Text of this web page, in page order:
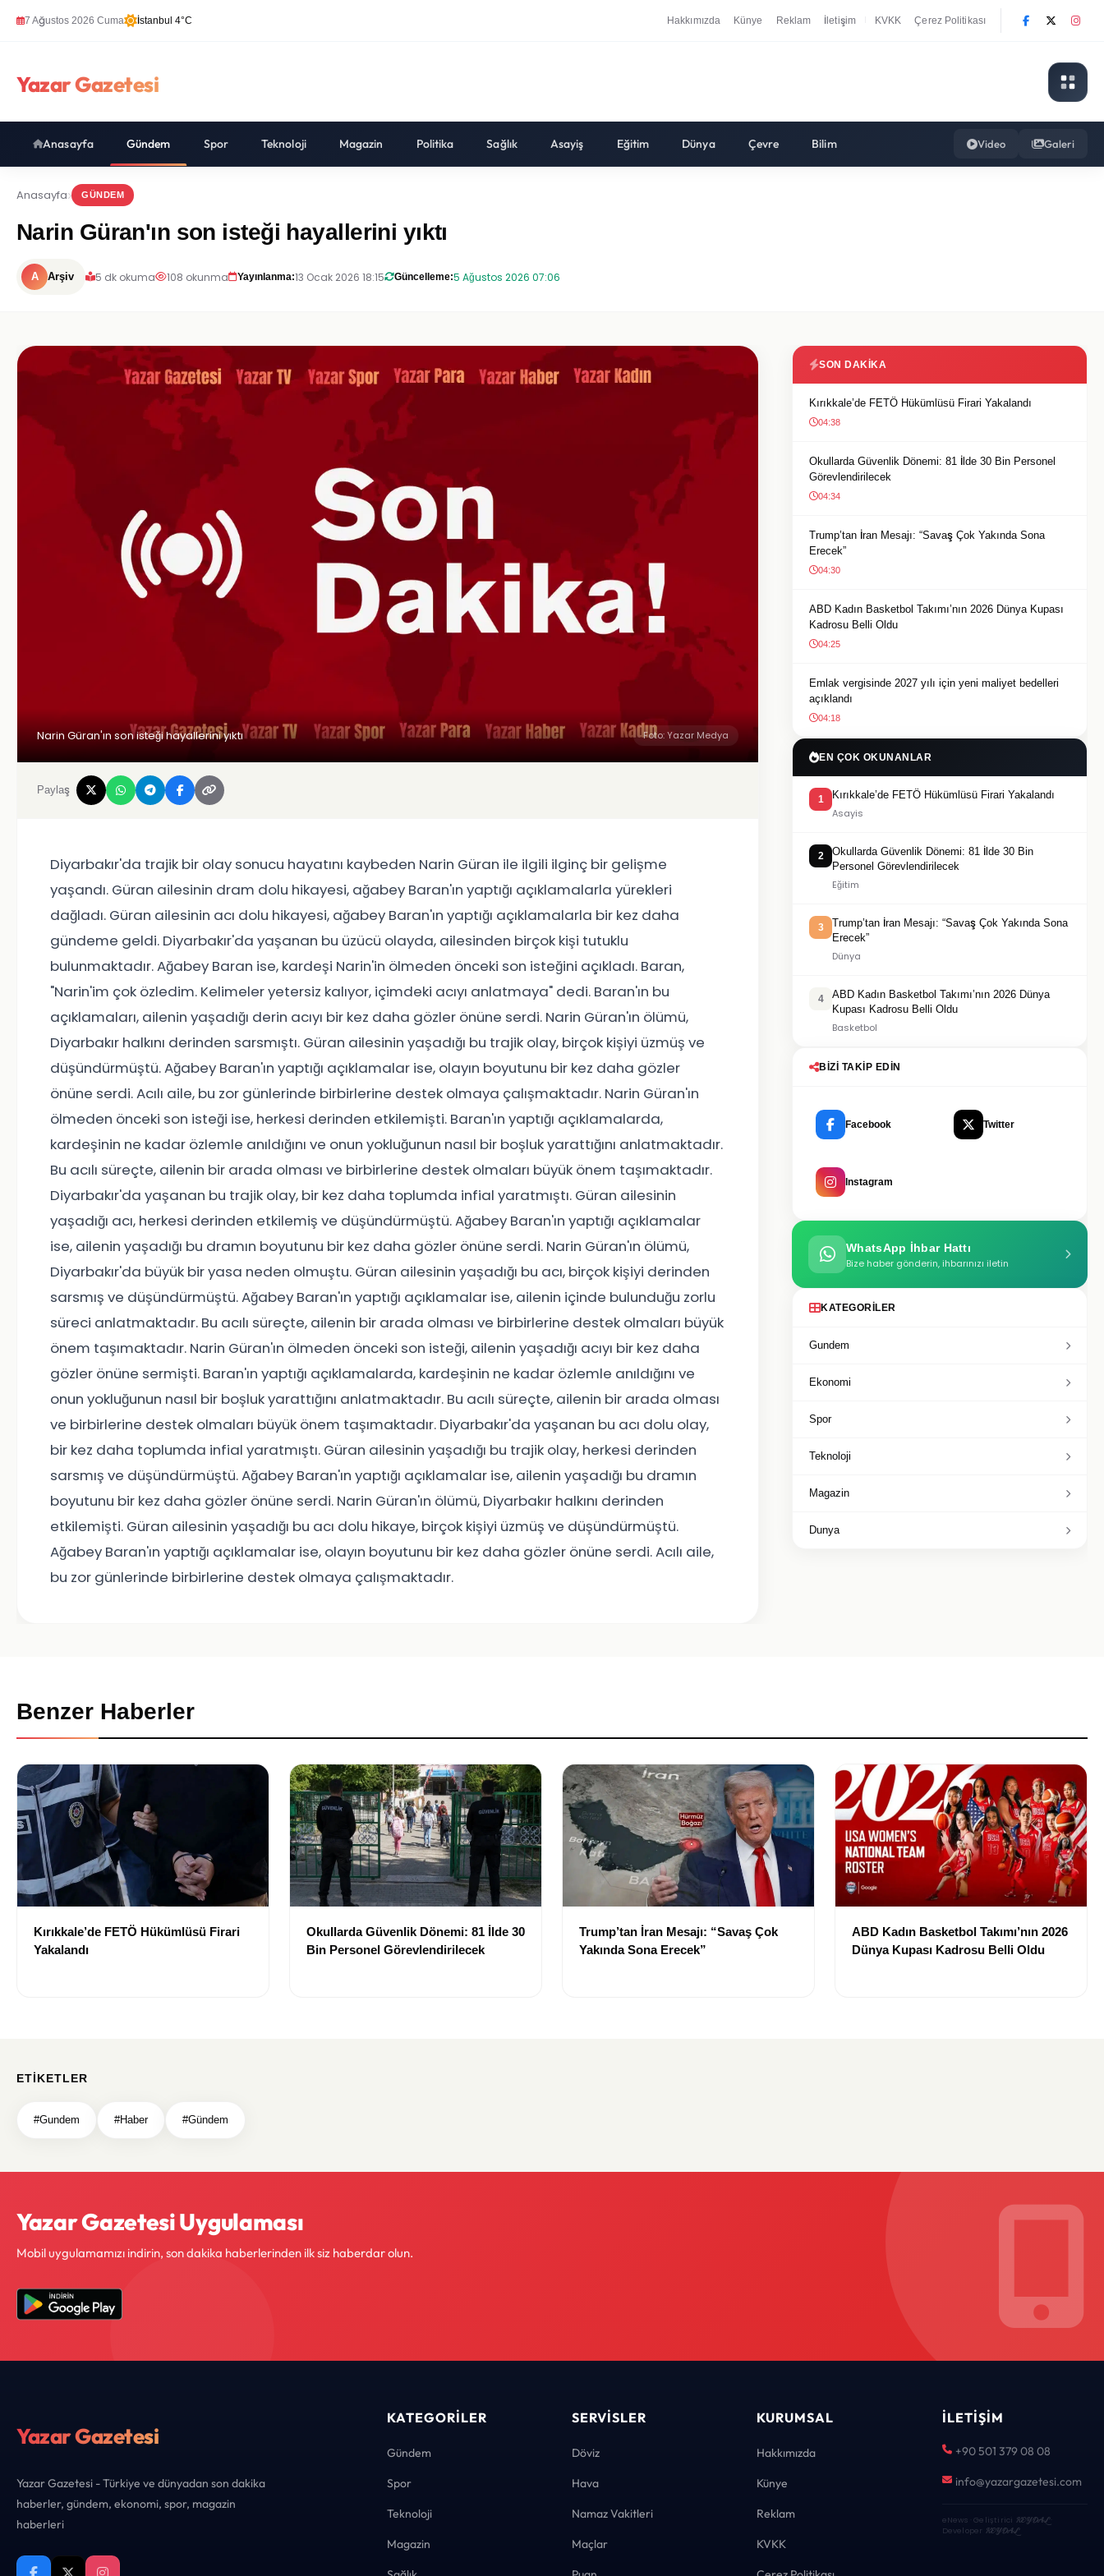
7 Ağustos 2026 Cuma İstanbul 4°C Hakkımızda Künye Reklam İletişim KVKK Çerez Politikası
Yazar Gazetesi
Anasayfa Gündem Spor Teknoloji Magazin Politika Sağlık Asayiş Eğitim Dünya Çevre Bilim Video Galeri
Anasayfa GÜNDEM
Narin Güran'ın son isteği hayallerini yıktı
A Arşiv 5 dk okuma 108 okunma Yayınlanma:13 Ocak 2026 18:15 Güncelleme:5 Ağustos 2026 07:06
Narin Güran'ın son isteği hayallerini yıktı Foto: Yazar Medya
Paylaş
Diyarbakır'da trajik bir olay sonucu hayatını kaybeden Narin Güran ile ilgili ilginç bir gelişme
yaşandı. Güran ailesinin dram dolu hikayesi, ağabey Baran'ın yaptığı açıklamalarla yürekleri
dağladı. Güran ailesinin acı dolu hikayesi, ağabey Baran'ın yaptığı açıklamalarla bir kez daha
gündeme geldi. Diyarbakır'da yaşanan bu üzücü olayda, ailesinden birçok kişi tutuklu
bulunmaktadır. Ağabey Baran ise, kardeşi Narin'in ölmeden önceki son isteğini açıkladı. Baran,
"Narin'im çok özledim. Kelimeler yetersiz kalıyor, içimdeki acıyı anlatmaya" dedi. Baran'ın bu
açıklamaları, ailenin yaşadığı derin acıyı bir kez daha gözler önüne serdi. Narin Güran'ın ölümü,
Diyarbakır halkını derinden sarsmıştı. Güran ailesinin yaşadığı bu trajik olay, birçok kişiyi üzmüş ve
düşündürmüştü. Ağabey Baran'ın yaptığı açıklamalar ise, olayın boyutunu bir kez daha gözler
önüne serdi. Acılı aile, bu zor günlerinde birbirlerine destek olmaya çalışmaktadır. Narin Güran'ın
ölmeden önceki son isteği ise, herkesi derinden etkilemişti. Baran'ın yaptığı açıklamalarda,
kardeşinin ne kadar özlemle anıldığını ve onun yokluğunun nasıl bir boşluk yarattığını anlatmaktadır.
Bu acılı süreçte, ailenin bir arada olması ve birbirlerine destek olmaları büyük önem taşımaktadır.
Diyarbakır'da yaşanan bu trajik olay, bir kez daha toplumda infial yaratmıştı. Güran ailesinin
yaşadığı acı, herkesi derinden etkilemiş ve düşündürmüştü. Ağabey Baran'ın yaptığı açıklamalar
ise, ailenin yaşadığı bu dramın boyutunu bir kez daha gözler önüne serdi. Narin Güran'ın ölümü,
Diyarbakır'da büyük bir yasa neden olmuştu. Güran ailesinin yaşadığı bu acı, birçok kişiyi derinden
sarsmış ve düşündürmüştü. Ağabey Baran'ın yaptığı açıklamalar ise, ailenin içinde bulunduğu zorlu
süreci anlatmaktadır. Bu acılı süreçte, ailenin bir arada olması ve birbirlerine destek olmaları büyük
önem taşımaktadır. Narin Güran'ın ölmeden önceki son isteği, ailenin yaşadığı acıyı bir kez daha
gözler önüne sermişti. Baran'ın yaptığı açıklamalarda, kardeşinin ne kadar özlemle anıldığını ve
onun yokluğunun nasıl bir boşluk yarattığını anlatmaktadır. Bu acılı süreçte, ailenin bir arada olması
ve birbirlerine destek olmaları büyük önem taşımaktadır. Diyarbakır'da yaşanan bu acı dolu olay,
bir kez daha toplumda infial yaratmıştı. Güran ailesinin yaşadığı bu trajik olay, herkesi derinden
sarsmış ve düşündürmüştü. Ağabey Baran'ın yaptığı açıklamalar ise, ailenin yaşadığı bu dramın
boyutunu bir kez daha gözler önüne serdi. Narin Güran'ın ölümü, Diyarbakır halkını derinden
etkilemişti. Güran ailesinin yaşadığı bu acı dolu hikaye, birçok kişiyi üzmüş ve düşündürmüştü.
Ağabey Baran'ın yaptığı açıklamalar ise, olayın boyutunu bir kez daha gözler önüne serdi. Acılı aile,
bu zor günlerinde birbirlerine destek olmaya çalışmaktadır.
SON DAKIKA
Kırıkkale’de FETÖ Hükümlüsü Firari Yakalandı
04:38
Okullarda Güvenlik Dönemi: 81 İlde 30 Bin Personel
Görevlendirilecek
04:34
Trump’tan İran Mesajı: “Savaş Çok Yakında Sona
Erecek”
04:30
ABD Kadın Basketbol Takımı’nın 2026 Dünya Kupası
Kadrosu Belli Oldu
04:25
Emlak vergisinde 2027 yılı için yeni maliyet bedelleri
açıklandı
04:18
EN ÇOK OKUNANLAR
1 Kırıkkale’de FETÖ Hükümlüsü Firari Yakalandı
Asayis
2
Okullarda Güvenlik Dönemi: 81 İlde 30 Bin
Personel Görevlendirilecek
Eğitim
3
Trump’tan İran Mesajı: “Savaş Çok Yakında Sona
Erecek”
Dünya
4
ABD Kadın Basketbol Takımı’nın 2026 Dünya
Kupası Kadrosu Belli Oldu
Basketbol
BIZI TAKIP EDIN
Facebook Twitter
Instagram
WhatsApp İhbar Hattı
Bize haber gönderin, ihbarınızı iletin
KATEGORILER
Gundem
Ekonomi
Spor
Teknoloji
Magazin
Dunya
Benzer Haberler
Kırıkkale’de FETÖ Hükümlüsü Firari
Yakalandı
Okullarda Güvenlik Dönemi: 81 İlde 30
Bin Personel Görevlendirilecek
Trump’tan İran Mesajı: “Savaş Çok
Yakında Sona Erecek”
ABD Kadın Basketbol Takımı’nın 2026
Dünya Kupası Kadrosu Belli Oldu
ETIKETLER
#Gundem #Haber #Gündem
Yazar Gazetesi Uygulaması
Mobil uygulamamızı indirin, son dakika haberlerinden ilk siz haberdar olun.
Yazar Gazetesi
Yazar Gazetesi - Türkiye ve dünyadan son dakika
haberler, gündem, ekonomi, spor, magazin
haberleri
KATEGORILER
Gündem
Spor
Teknoloji
Magazin
SERVISLER
Döviz
Hava
Namaz Vakitleri
Maçlar
KURUMSAL
Hakkımızda
Künye
Reklam
KVKK
İLETIŞIM
+90 501 379 08 08
info@yazargazetesi.com
eNews · Geliştirici KEYDAL·
Developer KEYDAL